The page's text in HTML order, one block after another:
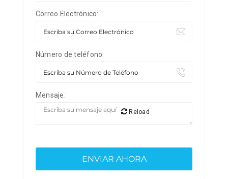
Correo Electrónico:
Número de teléfono:
Mensaje:
Reload